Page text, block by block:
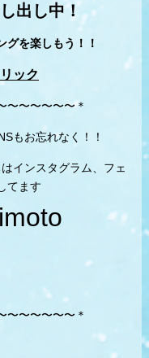
出し中！
グを楽しもう！！
ック
〜〜〜〜〜〜＊
もお忘れなく！！
インスタグラム、フェ
てます
〜〜〜〜〜〜＊